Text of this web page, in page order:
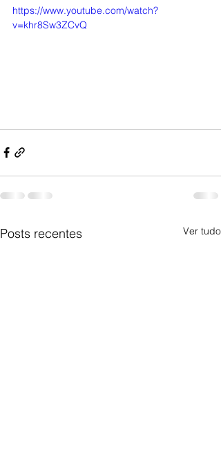
https://www.youtube.com/watch?
v=khr8Sw3ZCvQ
Posts recentes Ver tudo